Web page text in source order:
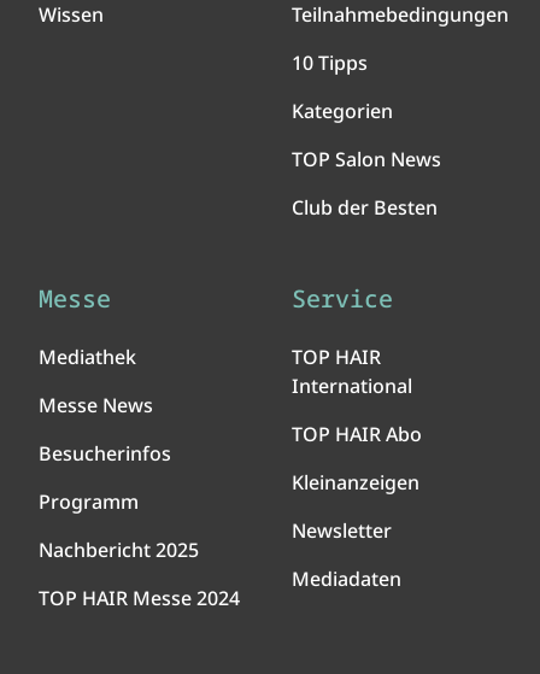
Wissen
Teilnahmebedingungen
10 Tipps
Kategorien
TOP Salon News
Club der Besten
Messe
Mediathek
Messe News
Besucherinfos
Programm
Nachbericht 2025
TOP HAIR Messe 2024
Service
TOP HAIR
International
TOP HAIR Abo
Kleinanzeigen
Newsletter
Mediadaten